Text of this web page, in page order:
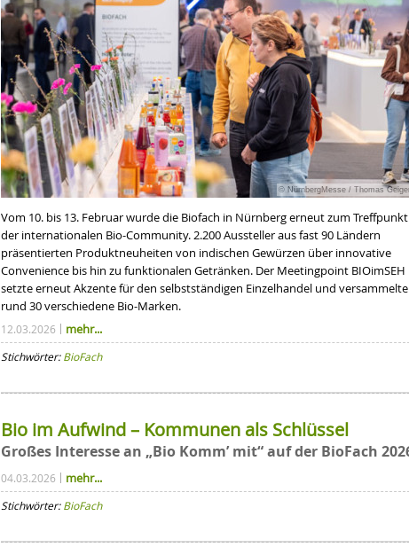
© NürnbergMesse / Thomas
Vom 10. bis 13. Februar wurde die Biofach in Nürnberg erneut zum Treffpunkt
der internationalen Bio-Community. 2.200 Aussteller aus fast 90 Ländern
präsentierten Produktneuheiten von indischen Gewürzen über innovative
Convenience bis hin zu funktionalen Getränken. Der Meetingpoint BIOimSEH
setzte erneut Akzente für den selbstständigen Einzelhandel und versammelte
rund 30 verschiedene Bio-Marken.
12.03.2026 mehr...
Stichwörter:BioFach
Bio im Aufwind – Kommunen als Schlüssel
Großes Interesse an „Bio Komm’ mit“ auf der BioFach
04.03.2026 mehr...
Stichwörter:BioFach